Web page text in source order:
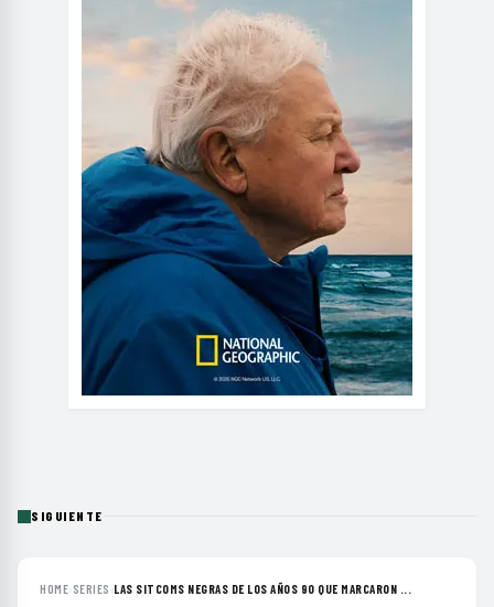
SIGUIENTE
HOME› SERIES ›LAS SITCOMS NEGRAS DE LOS AÑOS 90 QUE MARCARON ...